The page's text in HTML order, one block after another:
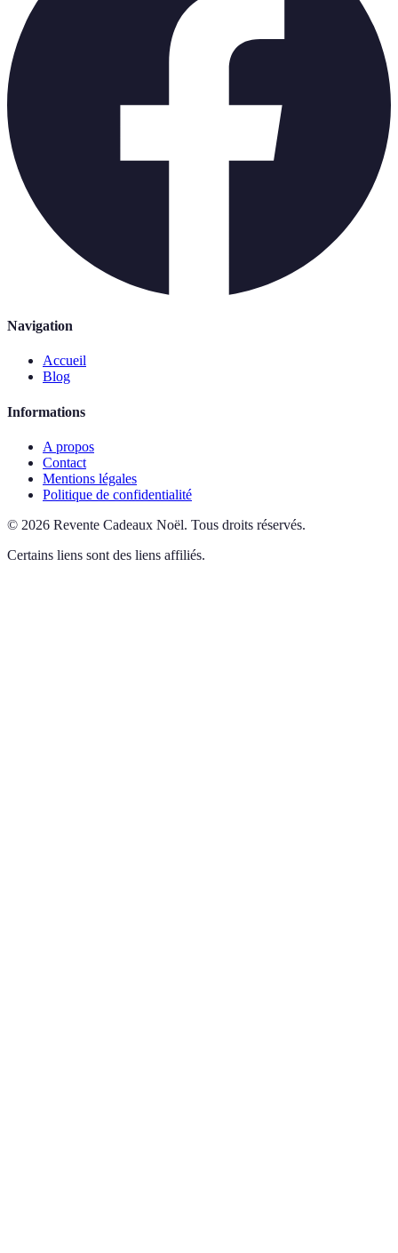
Navigation
Accueil
Blog
Informations
A propos
Contact
Mentions légales
Politique de confidentialité
© 2026 Revente Cadeaux Noël. Tous droits réservés.
Certains liens sont des liens affiliés.